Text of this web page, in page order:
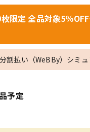
限定 全品対象5％
割払い（WeBBy）シミュ
予定